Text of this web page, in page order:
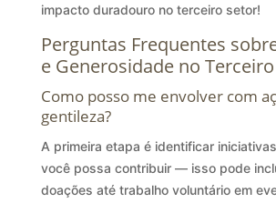
impacto duradouro no terceiro setor!
Perguntas Frequentes
e Generosidade no
Como posso me envolver com
gentileza?
A primeira etapa é identificar
você possa contribuir — isso pode
doações até trabalho voluntário em